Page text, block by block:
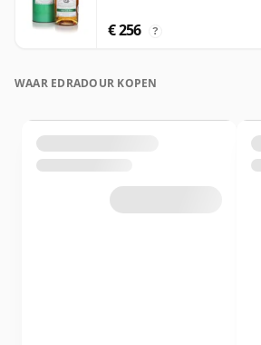
€ 256 ?
WAAR EDRADOUR KOPEN